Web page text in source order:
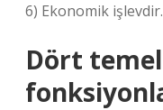
6) Ekonomik işlevdir.
Dört